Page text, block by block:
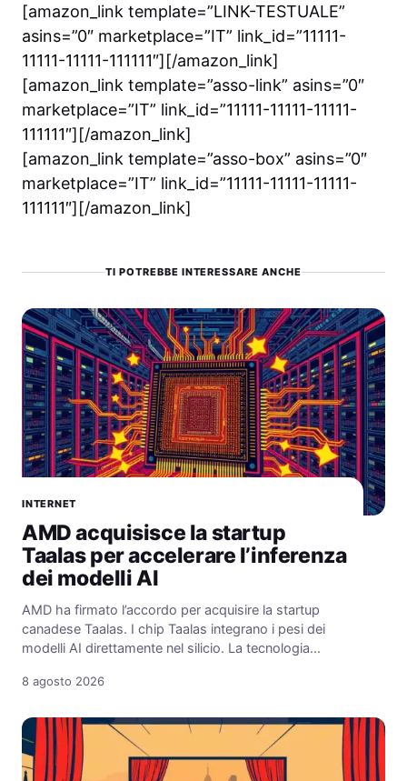
[amazon_link template=”LINK-TESTUALE”
asins=”0″ marketplace=”IT” link_id=”11111-
11111-11111-111111″][/amazon_link]
[amazon_link template=”asso-link” asins=”0″
marketplace=”IT” link_id=”11111-11111-11111-
111111″][/amazon_link]
[amazon_link template=”asso-box” asins=”0″
marketplace=”IT” link_id=”11111-11111-11111-
111111″][/amazon_link]
TI POTREBBE INTERESSARE ANCHE
INTERNET
AMD acquisisce la startup
Taalas per accelerare l’inferenza
dei modelli AI
AMD ha firmato l’accordo per acquisire la startup
canadese Taalas. I chip Taalas integrano i pesi dei
modelli AI direttamente nel silicio. La tecnologia…
8 agosto 2026